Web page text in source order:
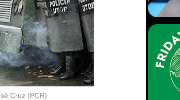
Cruz (PCR)